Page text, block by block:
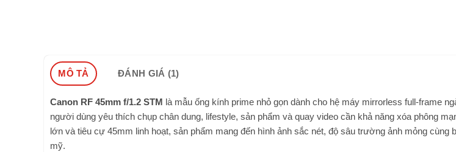
MÔ TẢ ĐÁNH GIÁ (1)
Canon RF 45mm f/1.2 STM là mẫu ống kính prime nhỏ gọn dành cho hệ máy mirrorless full-frame
người dùng yêu thích chụp chân dung, lifestyle, sản phẩm và quay video cần khả năng xóa phông
lớn và tiêu cự 45mm linh hoạt, sản phẩm mang đến hình ảnh sắc nét, độ sâu trường ảnh mỏng cùng
mỹ.